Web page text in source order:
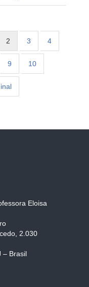
2 3 4
9 10
Eloisa
2.030
– Brasil